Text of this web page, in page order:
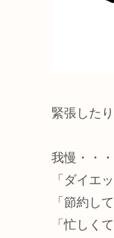
緊張した
我慢・・・
「ダイエ
「節約し
「忙しく